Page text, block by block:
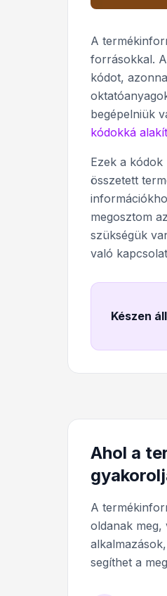
A
forrásokkal.
kódot,
begépelniük
kódokká
Ezek a
összetett
megosztom
szükségük
való
Készen
Ahol a
A
oldanak
segíthet a